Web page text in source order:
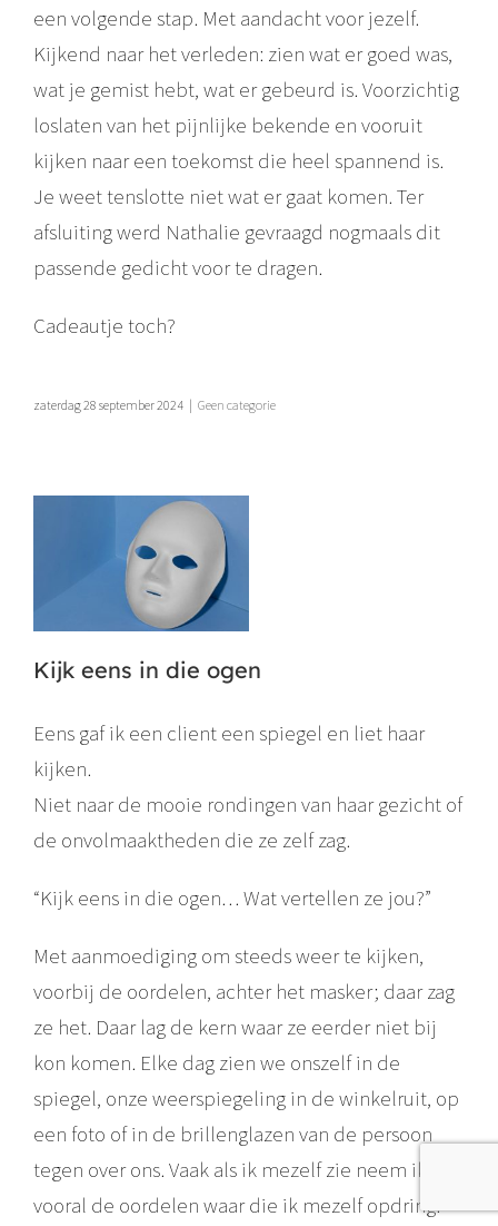
een volgende stap. Met aandacht voor jezelf.
Kijkend naar het verleden: zien wat er goed was,
wat je gemist hebt, wat er gebeurd is. Voorzichtig
loslaten van het pijnlijke bekende en vooruit
kijken naar een toekomst die heel spannend is.
Je weet tenslotte niet wat er gaat komen. Ter
afsluiting werd Nathalie gevraagd nogmaals dit
passende gedicht voor te dragen.
Cadeautje toch?
zaterdag 28 september 2024 | Geen categorie
Kijk eens in die ogen
Eens gaf ik een client een spiegel en liet haar
kijken.
Niet naar de mooie rondingen van haar gezicht of
de onvolmaaktheden die ze zelf zag.
“Kijk eens in die ogen… Wat vertellen ze jou?”
Met aanmoediging om steeds weer te kijken,
voorbij de oordelen, achter het masker; daar zag
ze het. Daar lag de kern waar ze eerder niet bij
kon komen. Elke dag zien we onszelf in de
spiegel, onze weerspiegeling in de winkelruit, op
een foto of in de brillenglazen van de persoon
tegen over ons. Vaak als ik mezelf zie neem ik
vooral de oordelen waar die ik mezelf opdring.